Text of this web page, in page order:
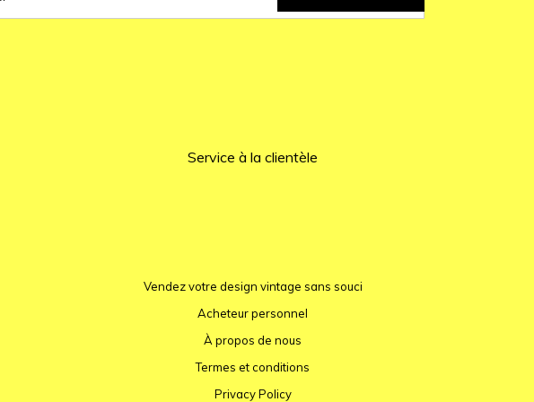
Service à la clientèle
Vendez votre design vintage sans souci
Acheteur personnel
À propos de nous
Termes et conditions
Privacy Policy